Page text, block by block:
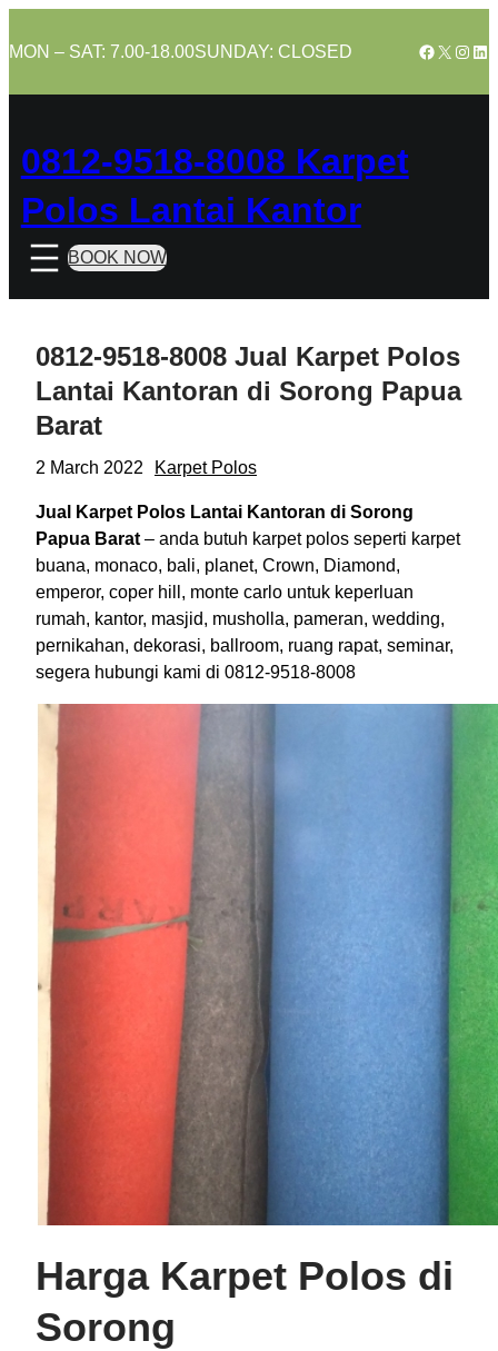
to
MON – SAT: 7.00-18.00SUNDAY: CLOSED Facebook
X
0812-9518-8008 Karpet
Polos Lantai Kantor
BOOK NOW
0812-9518-8008 Jual Karpet Polos
Lantai Kantoran di Sorong Papua
Barat
2 March 2022 Karpet Polos
Jual Karpet Polos Lantai Kantoran di Sorong
Papua Barat – anda butuh karpet polos seperti karpet
buana, monaco, bali, planet, Crown, Diamond,
emperor, coper hill, monte carlo untuk keperluan
rumah, kantor, masjid, musholla, pameran, wedding,
pernikahan, dekorasi, ballroom, ruang rapat, seminar,
segera hubungi kami di 0812-9518-8008
Harga Karpet Polos di
Sorong